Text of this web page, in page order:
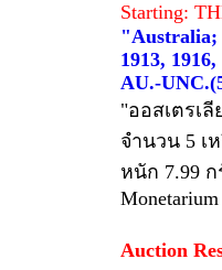
Starting:
"Australia;
1913,
AU.-
"ออสเตรเ
จำนวน 5 เ
หนัก 7.99
Auction